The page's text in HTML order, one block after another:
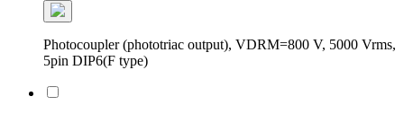
Photocoupler (phototriac output), VDRM=800 V, 5000 Vrms,
5pin DIP6(F type)